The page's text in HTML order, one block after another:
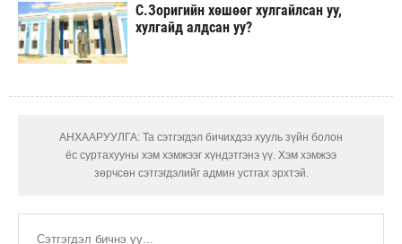
С.Зоригийн хөшөөг хулгайлсан уу,
хулгайд алдсан уу?
АНХААРУУЛГА: Та сэтгэгдэл бичихдээ хууль зүйн болон
ёс суртахууны хэм хэмжээг хүндэтгэнэ үү. Хэм хэмжээ
зөрчсөн сэтгэгдэлийг админ устгах эрхтэй.